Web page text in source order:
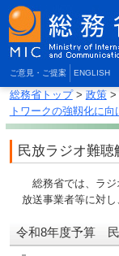
ご意見・ご提案 ENGLISH
総務省トップ> 政策>
トワークの強靱化に
民放ラジオ難聴
総務省では、ラジ
放送事業者等に対し
令和8年度予算 民